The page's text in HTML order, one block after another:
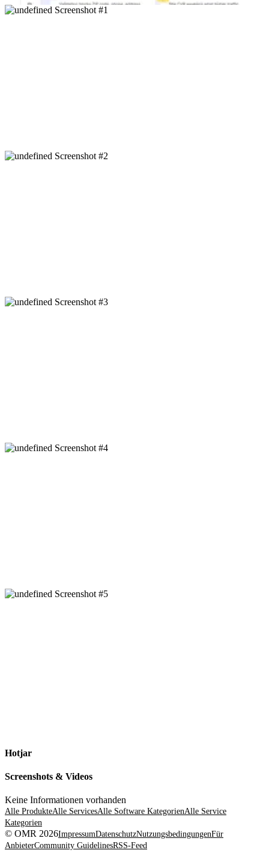
Hotjar
Screenshots & Videos
Keine Informationen vorhanden
Alle ProdukteAlle ServicesAlle Software KategorienAlle Service
Kategorien
© OMR 2026ImpressumDatenschutzNutzungsbedingungenFür
AnbieterCommunity GuidelinesRSS-Feed